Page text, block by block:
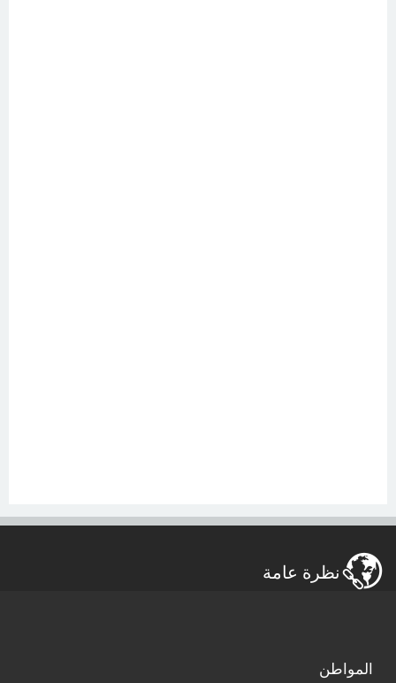
نظرة عامة
المواطن